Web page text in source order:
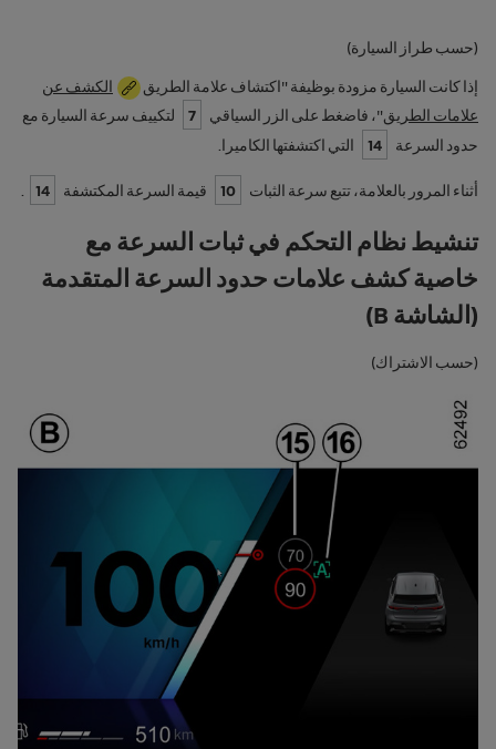
(حسب طراز السيارة)
إذا كانت السيارة مزودة بوظيفة "اكتشاف علامة الطريق
الكشف عن
علامات الطريق"، فاضغط على الزر السياقي 7
لتكييف سرعة السيارة مع
حدود السرعة
14 التي اكتشفتها الكاميرا.
أثناء المرور بالعلامة، تتبع سرعة الثبات 10 قيمة السرعة المكتشفة 14
تنشيط نظام التحكم في ثبات السرعة مع
خاصية كشف علامات حدود السرعة المتقدمة
(الشاشة B)
(حسب الاشتراك)